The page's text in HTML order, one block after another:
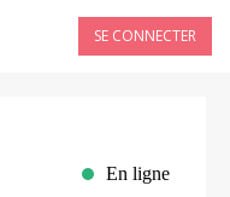
SE CONNECTER
En ligne